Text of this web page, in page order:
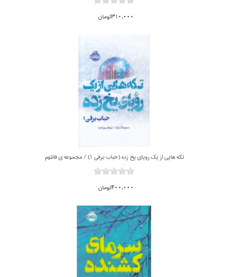
310,000تومان
تكه هايي از يك روياي يخ زده (حباب برفي 1) / مجموعه ي فانتوم
400,000تومان